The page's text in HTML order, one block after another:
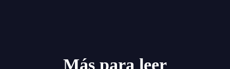
Más para leer